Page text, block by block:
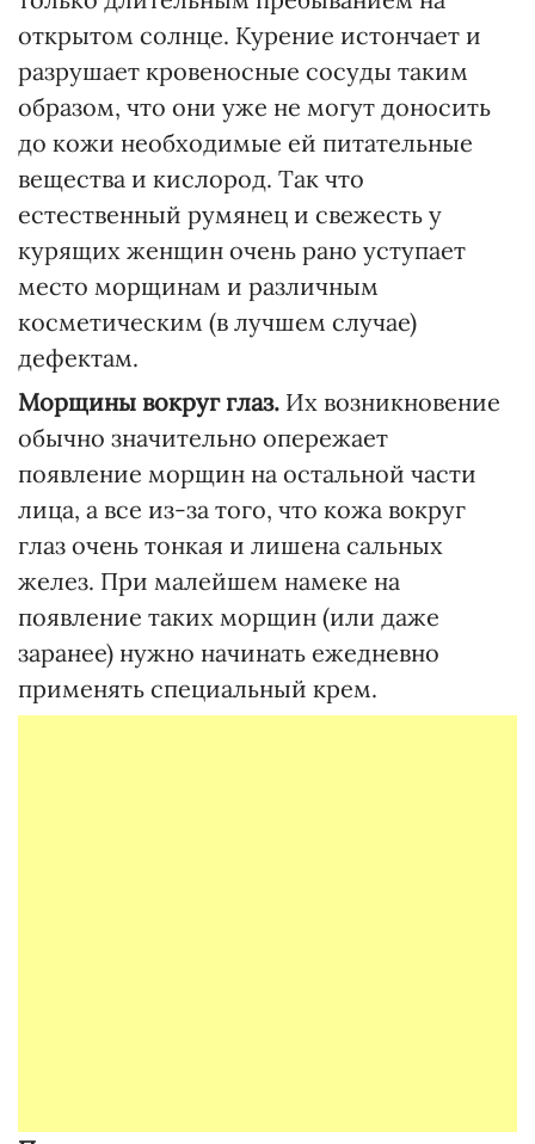
открытом солнце. Курение истончает и
разрушает кровеносные сосуды таким
образом, что они уже не могут доносить
до кожи необходимые ей питательные
вещества и кислород. Так что
естественный румянец и свежесть у
курящих женщин очень рано уступает
место морщинам и различным
косметическим (в лучшем случае)
дефектам.
Морщины вокруг глаз. Их возникновение
обычно значительно опережает
появление морщин на остальной части
лица, а все из-за того, что кожа вокруг
глаз очень тонкая и лишена сальных
желез. При малейшем намеке на
появление таких морщин (или даже
заранее) нужно начинать ежедневно
применять специальный крем.